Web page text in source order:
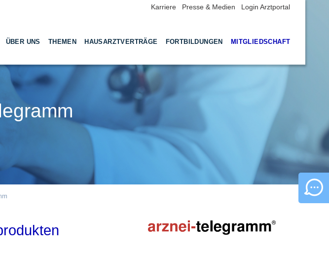
ÜBER UNS THEMEN HAUSARZTVERTRÄGE FORTBILDUNGEN MITGLIEDSCHAFT
Karriere Presse & Medien Login Arztportal